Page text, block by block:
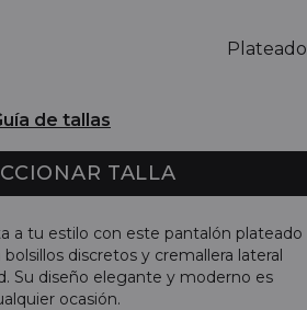
Plateado
de tallas
TALLA
a tu estilo con este pantalón plateado
discretos y cremallera lateral
Su diseño elegante y moderno es
ocasión.